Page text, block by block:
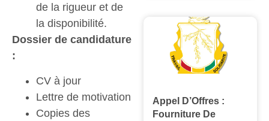
de la rigueur et de
la disponibilité.
Dossier de candidature
:
CV à jour
Lettre de motivation
Copies des
Appel D’Offres :
Fourniture De